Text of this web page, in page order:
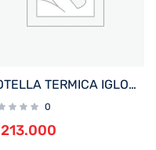
BOTELLA TERMICA IGLOO 1.6L NEGRO C/MANIJA 31486
0
213.000